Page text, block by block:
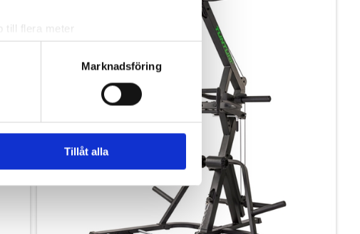
till flera meter
i
detaljsektionen. Du kan ändra
annan information från din enhet
i sin tur kombinera informationen
använt deras tjänster.
Marknadsföring
Tillåt alla